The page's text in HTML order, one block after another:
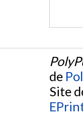
de
Site